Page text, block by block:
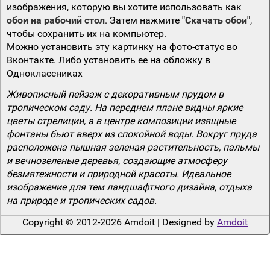
изображения, которую вы хотите использовать как
обои на рабочий стол. Затем нажмите "Скачать обои",
чтобы сохранить их на компьютер.
Можно установить эту картинку на фото-статус во
Вконтакте. Либо установить ее на обложку в
Одноклассниках
Живописный пейзаж с декоративным прудом в
тропическом саду. На переднем плане видны яркие
цветы стрелиции, а в центре композиции изящные
фонтаны бьют вверх из спокойной воды. Вокруг пруда
расположена пышная зеленая растительность, пальмы
и вечнозеленые деревья, создающие атмосферу
безмятежности и природной красоты. Идеальное
изображение для тем ландшафтного дизайна, отдыха
на природе и тропических садов.
Copyright © 2012-2026 Amdoit | Designed by Amdoit